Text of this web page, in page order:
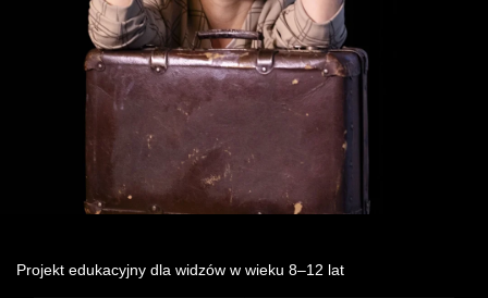
Wynajem kostiumów
Wynajem rekwizytów
Fundusze unijne
Dotacje celowe
Projekt edukacyjny dla widzów w wieku 8–12 lat